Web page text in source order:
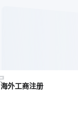
海外工商注册